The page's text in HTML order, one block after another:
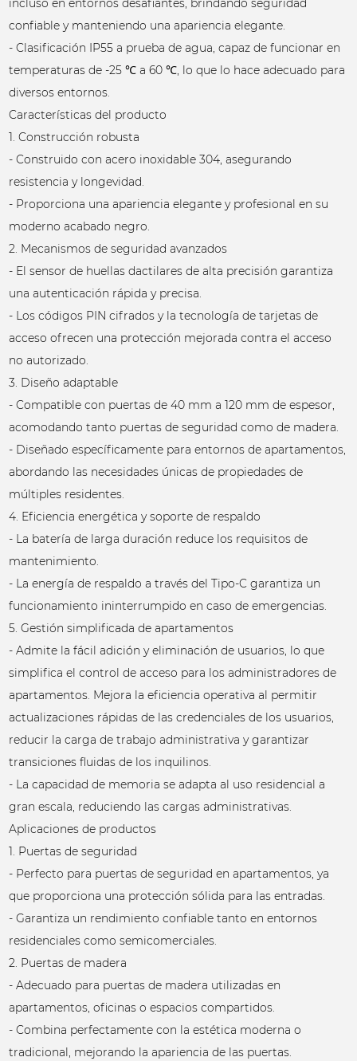
incluso en entornos desafiantes, brindando seguridad
confiable y manteniendo una apariencia elegante.
- Clasificación IP55 a prueba de agua, capaz de funcionar en
temperaturas de -25 ℃ a 60 ℃, lo que lo hace adecuado para
diversos entornos.
Características del producto
1. Construcción robusta
- Construido con acero inoxidable 304, asegurando
resistencia y longevidad.
- Proporciona una apariencia elegante y profesional en su
moderno acabado negro.
2. Mecanismos de seguridad avanzados
- El sensor de huellas dactilares de alta precisión garantiza
una autenticación rápida y precisa.
- Los códigos PIN cifrados y la tecnología de tarjetas de
acceso ofrecen una protección mejorada contra el acceso
no autorizado.
3. Diseño adaptable
- Compatible con puertas de 40 mm a 120 mm de espesor,
acomodando tanto puertas de seguridad como de madera.
- Diseñado específicamente para entornos de apartamentos,
abordando las necesidades únicas de propiedades de
múltiples residentes.
4. Eficiencia energética y soporte de respaldo
- La batería de larga duración reduce los requisitos de
mantenimiento.
- La energía de respaldo a través del Tipo-C garantiza un
funcionamiento ininterrumpido en caso de emergencias.
5. Gestión simplificada de apartamentos
- Admite la fácil adición y eliminación de usuarios, lo que
simplifica el control de acceso para los administradores de
apartamentos. Mejora la eficiencia operativa al permitir
actualizaciones rápidas de las credenciales de los usuarios,
reducir la carga de trabajo administrativa y garantizar
transiciones fluidas de los inquilinos.
- La capacidad de memoria se adapta al uso residencial a
gran escala, reduciendo las cargas administrativas.
Aplicaciones de productos
1. Puertas de seguridad
- Perfecto para puertas de seguridad en apartamentos, ya
que proporciona una protección sólida para las entradas.
- Garantiza un rendimiento confiable tanto en entornos
residenciales como semicomerciales.
2. Puertas de madera
- Adecuado para puertas de madera utilizadas en
apartamentos, oficinas o espacios compartidos.
- Combina perfectamente con la estética moderna o
tradicional, mejorando la apariencia de las puertas.